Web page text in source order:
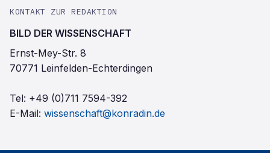
KONTAKT ZUR REDAKTION
BILD DER WISSENSCHAFT
Ernst-Mey-Str. 8
70771 Leinfelden-Echterdingen
Tel: +49 (0)711 7594-392
E-Mail: wissenschaft@konradin.de